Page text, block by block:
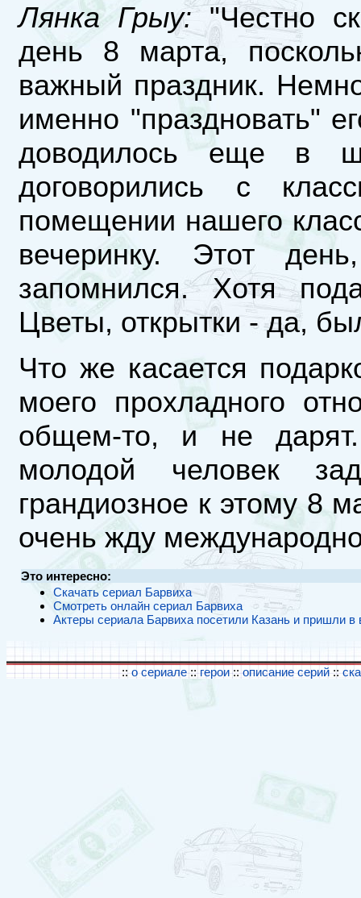
Лянка Грыу:"Честно
день 8 марта,
важный праздник.
именно "праздновать"
доводилось еще в
договорились с
помещении нашего
вечеринку. Этот
запомнился. Хотя
Цветы, открытки - да,
Что же касается
моего прохладного
общем-то, и не
молодой человек
грандиозное к этому 8
очень жду
Это интересно:
Скачать сериал Барвиха
Смотреть онлайн сериал Барвиха
Актеры сериала Барвиха посетили Казань и пришли в
:: о сериале:: герои::описание серий::